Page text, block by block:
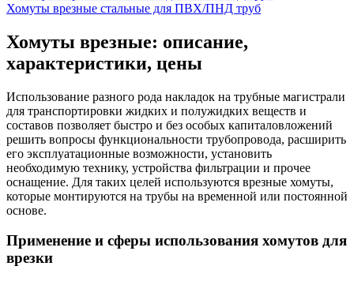
Хомуты врезные стальные для ПВХ/ПНД труб
Хомуты врезные: описание,
характеристики, цены
Использование разного рода накладок на трубные магистрали
для транспортировки жидких и полужидких веществ и
составов позволяет быстро и без особых капиталовложений
решить вопросы функциональности трубопровода, расширить
его эксплуатационные возможности, установить
необходимую технику, устройства фильтрации и прочее
оснащение. Для таких целей используются врезные хомуты,
которые монтируются на трубы на временной или постоянной
основе.
Применение и сферы использования хомутов для
врезки